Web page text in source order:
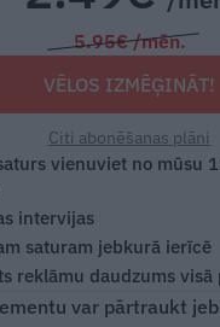
5.95€ /mēn.
VĒLOS IZMĒĢINĀT!
Citi abonēšanas plāni
vienuviet no mūsu
intervijas
saturam jebkurā ierīcē
reklāmu daudzums visā
var pārtraukt